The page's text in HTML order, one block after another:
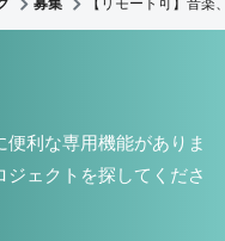
募集 【リモート可】音
利な専用機能がありま
ェクトを探してくださ